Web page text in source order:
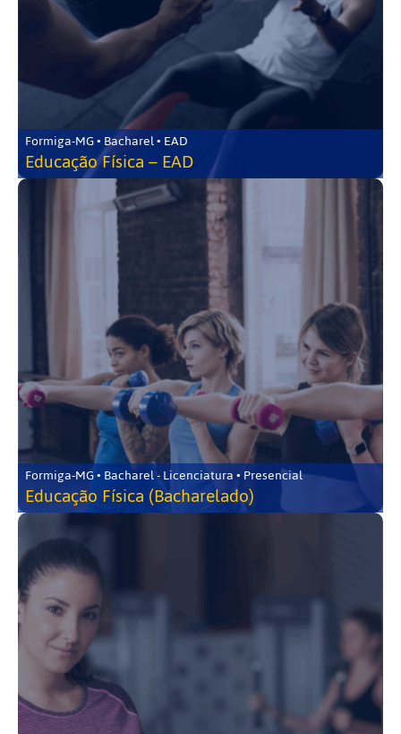
Formiga-MG • Bacharel • EAD
Educação Física – EAD
Formiga-MG • Bacharel - Licenciatura • Presencial
Educação Física (Bacharelado)